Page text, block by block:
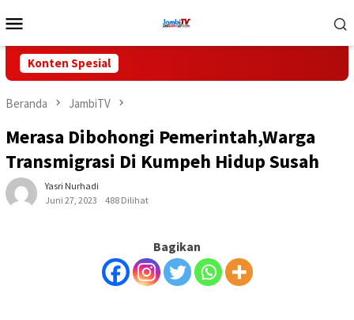
ke
Mobile
Konten Spesial
Beranda JambiTV
Merasa Dibohongi Pemerintah,Warga
Transmigrasi Di Kumpeh Hidup Susah
Yasri Nurhadi
Juni 27, 2023
488 Dilihat
Bagikan